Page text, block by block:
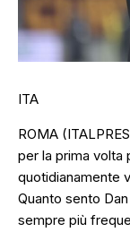
ITA
ROMA
per la prima
quotidianamente
Quanto sento
sempre più